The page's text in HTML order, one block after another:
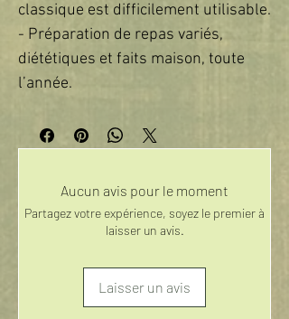
classique est difficilement utilisable.
- Préparation de repas variés,
diététiques et faits maison, toute
l’année.
Aucun avis pour le moment
Partagez votre expérience, soyez le premier à
laisser un avis.
Laisser un avis